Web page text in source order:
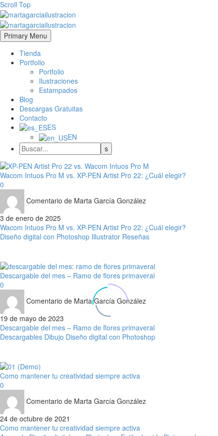
Scroll Top
Primary Menu
Tienda
Portfolio
Portfolio
Ilustraciones
Estampados
Blog
Descargas Gratuitas
Contacto
ES
EN
Wacom Intuos Pro M vs. XP-PEN Artist Pro 22: ¿Cuál elegir?
0
Comentario de Marta García González
3 de enero de 2025
Wacom Intuos Pro M vs. XP-PEN Artist Pro 22: ¿Cuál elegir?
Diseño digital con Photoshop Illustrator Reseñas
Descargable del mes – Ramo de flores primaveral
0
Comentario de Marta García González
19 de mayo de 2023
Descargable del mes – Ramo de flores primaveral
Descargables Dibujo Diseño digital con Photoshop
Como mantener tu creatividad siempre activa
0
Comentario de Marta García González
24 de octubre de 2021
Como mantener tu creatividad siempre activa